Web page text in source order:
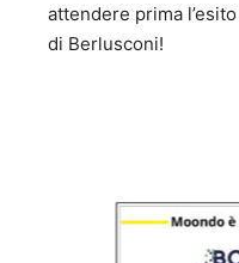
attendere prima
di Berlusconi!